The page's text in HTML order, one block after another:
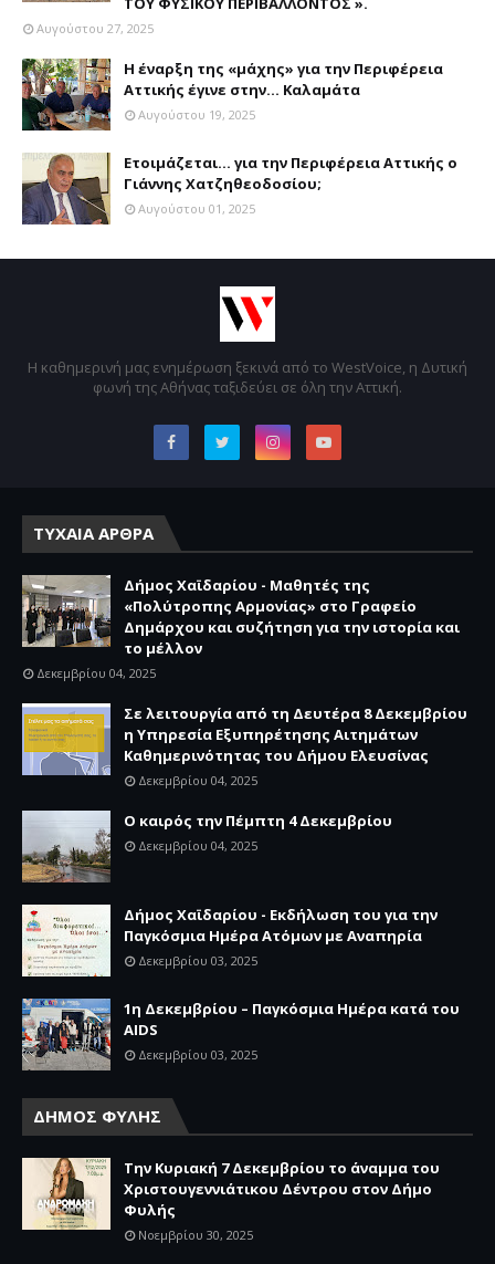
Αυγούστου 27, 2025
Η έναρξη της «μάχης» για την Περιφέρεια
Αττικής έγινε στην... Καλαμάτα
Αυγούστου 19, 2025
Ετοιμάζεται... για την Περιφέρεια Αττικής ο
Γιάννης Χατζηθεοδοσίου;
Αυγούστου 01, 2025
Η καθημερινή μας ενημέρωση ξεκινά από το WestVoice, η Δυτική
φωνή της Αθήνας ταξιδεύει σε όλη την Αττική.
ΤΥΧΑΙΑ ΑΡΘΡΑ
Δήμος Χαϊδαρίου - Μαθητές της
«Πολύτροπης Αρμονίας» στο Γραφείο
Δημάρχου και συζήτηση για την ιστορία και
το μέλλον
Δεκεμβρίου 04, 2025
Σε λειτουργία από τη Δευτέρα 8 Δεκεμβρίου
η Υπηρεσία Εξυπηρέτησης Αιτημάτων
Καθημερινότητας του Δήμου Ελευσίνας
Δεκεμβρίου 04, 2025
Ο καιρός την Πέμπτη 4 Δεκεμβρίου
Δεκεμβρίου 04, 2025
Δήμος Χαϊδαρίου - Εκδήλωση του για την
Παγκόσμια Ημέρα Ατόμων με Αναπηρία
Δεκεμβρίου 03, 2025
1η Δεκεμβρίου – Παγκόσμια Ημέρα κατά του
AIDS
Δεκεμβρίου 03, 2025
ΔΗΜΟΣ ΦΥΛΗΣ
Την Κυριακή 7 Δεκεμβρίου το άναμμα του
Χριστουγεννιάτικου Δέντρου στον Δήμο
Φυλής
Νοεμβρίου 30, 2025